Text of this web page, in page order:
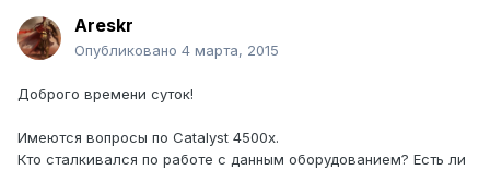
Areskr
Опубликовано 4 марта, 2015
Доброго времени суток!
Имеются вопросы по Catalyst 4500x.
Кто сталкивался по работе с данным оборудованием? Есть ли